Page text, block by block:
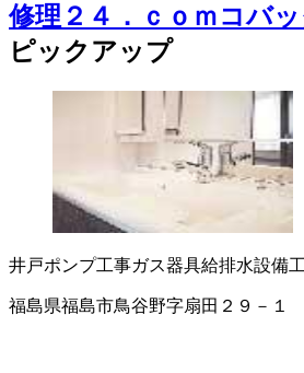
修理２４．ｃｏｍコバ
ピックアップ
井戸ポンプ工事ガス器具給排水設備
福島県福島市鳥谷野字扇田２９－１